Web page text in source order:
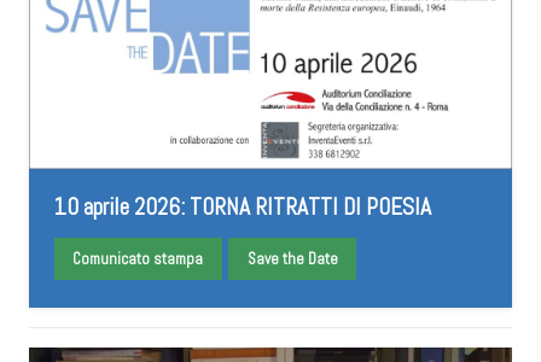
10 aprile 2026: TORNA RITRATTI DI POESIA
Comunicato stampa Save the Date